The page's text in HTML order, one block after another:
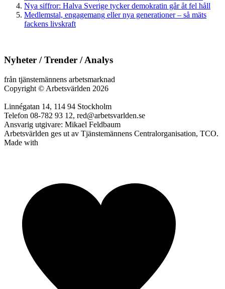
Nya siffror: Halva Sverige tycker demokratin går åt fel håll
Medlemstal, engagemang eller nya generationer – så mäts
fackens livskraft
Nyheter / Trender / Analys
från tjänstemännens arbetsmarknad
Copyright © Arbetsvärlden 2026
Linnégatan 14, 114 94 Stockholm
Telefon 08-782 93 12, red@arbetsvarlden.se
Ansvarig utgivare: Mikael Feldbaum
Arbetsvärlden ges ut av Tjänstemännens Centralorganisation, TCO.
Made with